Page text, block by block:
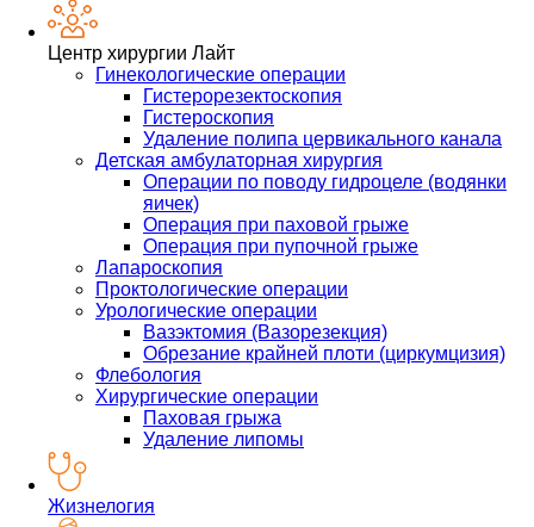
Центр хирургии Лайт
Гинекологические операции
Гистерорезектоскопия
Гистероскопия
Удаление полипа цервикального канала
Детская амбулаторная хирургия
Операции по поводу гидроцеле (водянки
яичек)
Операция при паховой грыже
Операция при пупочной грыже
Лапароскопия
Проктологические операции
Урологические операции
Вазэктомия (Вазорезекция)
Обрезание крайней плоти (циркумцизия)
Флебология
Хирургические операции
Паховая грыжа
Удаление липомы
Жизнелогия